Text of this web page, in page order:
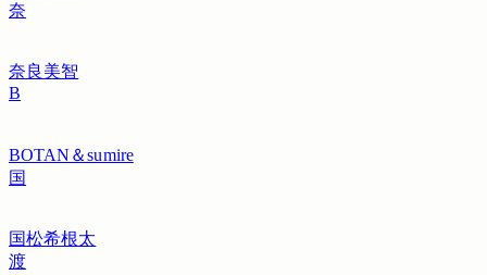
奈
奈良美智
B
BOTAN＆sumire
国
国松希根太
渡